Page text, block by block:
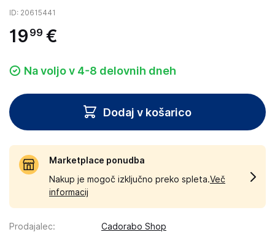
ID: 20615441
19 99 €
Na voljo v 4-8 delovnih dneh
Dodaj v košarico
Marketplace ponudba
Nakup je mogoč izključno preko spleta.Več
informacij
Prodajalec:
Cadorabo Shop